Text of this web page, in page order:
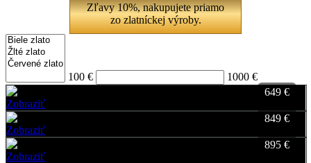
Zľavy 10%, nakupujete priamo
zo zlatníckej výroby.
100 €
1000 €
649 €
Zobraziť
849 €
Zobraziť
895 €
Zobraziť